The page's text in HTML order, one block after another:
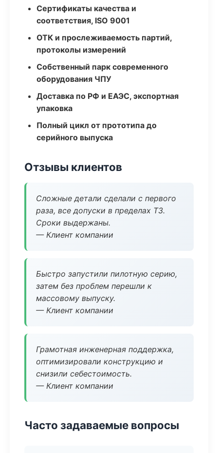
Сертификаты качества и
соответствия, ISO 9001
ОТК и прослеживаемость партий,
протоколы измерений
Собственный парк современного
оборудования ЧПУ
Доставка по РФ и ЕАЭС, экспортная
упаковка
Полный цикл от прототипа до
серийного выпуска
Отзывы клиентов
Сложные детали сделали с первого
раза, все допуски в пределах ТЗ.
Сроки выдержаны.
— Клиент компании
Быстро запустили пилотную серию,
затем без проблем перешли к
массовому выпуску.
— Клиент компании
Грамотная инженерная поддержка,
оптимизировали конструкцию и
снизили себестоимость.
— Клиент компании
Часто задаваемые вопросы